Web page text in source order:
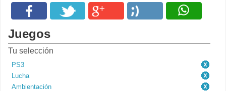
Juegos
Tu selección
PS3
Lucha
Ambientación